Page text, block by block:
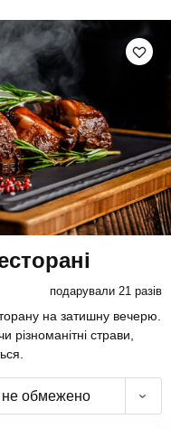
подарували 21 разів
на затишну вечерю.
страви,
не обмежено